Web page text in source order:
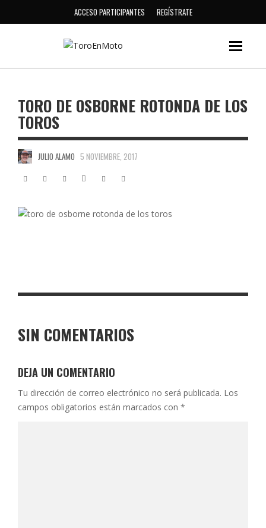
ACCESO PARTICIPANTES REGÍSTRATE
TORO DE OSBORNE ROTONDA DE LOS
TOROS
JULIO ALAMO 5 NOVIEMBRE, 2017
SIN COMENTARIOS
DEJA UN COMENTARIO
Tu dirección de correo electrónico no será publicada. Los
campos obligatorios están marcados con *